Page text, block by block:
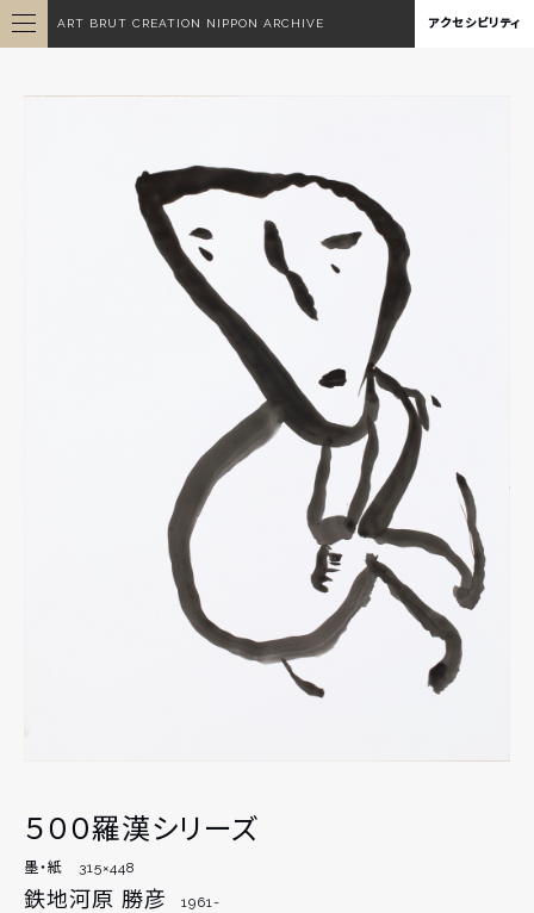
ART BRUT CREATION NIPPON ARCHIVE アクセシビリティ
５００羅漢シリーズ
墨・紙 315×448
鉄地河原 勝彦 1961-